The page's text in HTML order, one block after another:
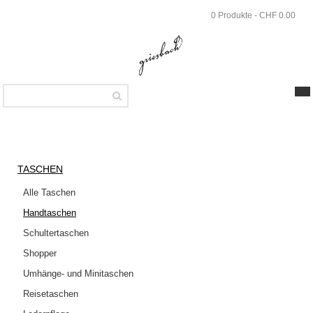
0 Produkte - CHF 0.00
Griesbach
– Ada
Square
genarbtem
Nubukleder
TASCHEN
Alle Taschen
Handtaschen
Schultertaschen
Shopper
Umhänge- und Minitaschen
Reisetaschen